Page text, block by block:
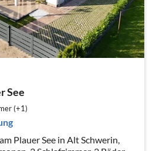
See
(+1)
Plauer See in Alt Schwerin,